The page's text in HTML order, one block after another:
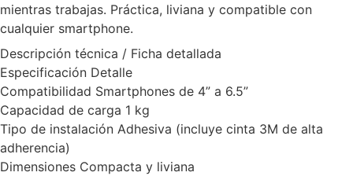
mientras trabajas. Práctica, liviana y compatible con
cualquier smartphone.
Descripción técnica / Ficha detallada
Especificación Detalle
Compatibilidad Smartphones de 4” a 6.5”
Capacidad de carga 1 kg
Tipo de instalación Adhesiva (incluye cinta 3M de alta
adherencia)
Dimensiones Compacta y liviana